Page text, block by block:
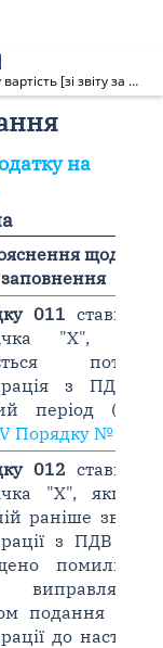
Податкова декларація з податку на додану вартість [зі звіту за жовтень 2024 р.]
на
щодо
заповнення
011 ставиться
"Х", якщо
поточна
з ПДВ за
період (
Порядку № 21
012 ставиться
"Х", якщо в
раніше звітній
з ПДВ було
помилку й
подання нової
до настання